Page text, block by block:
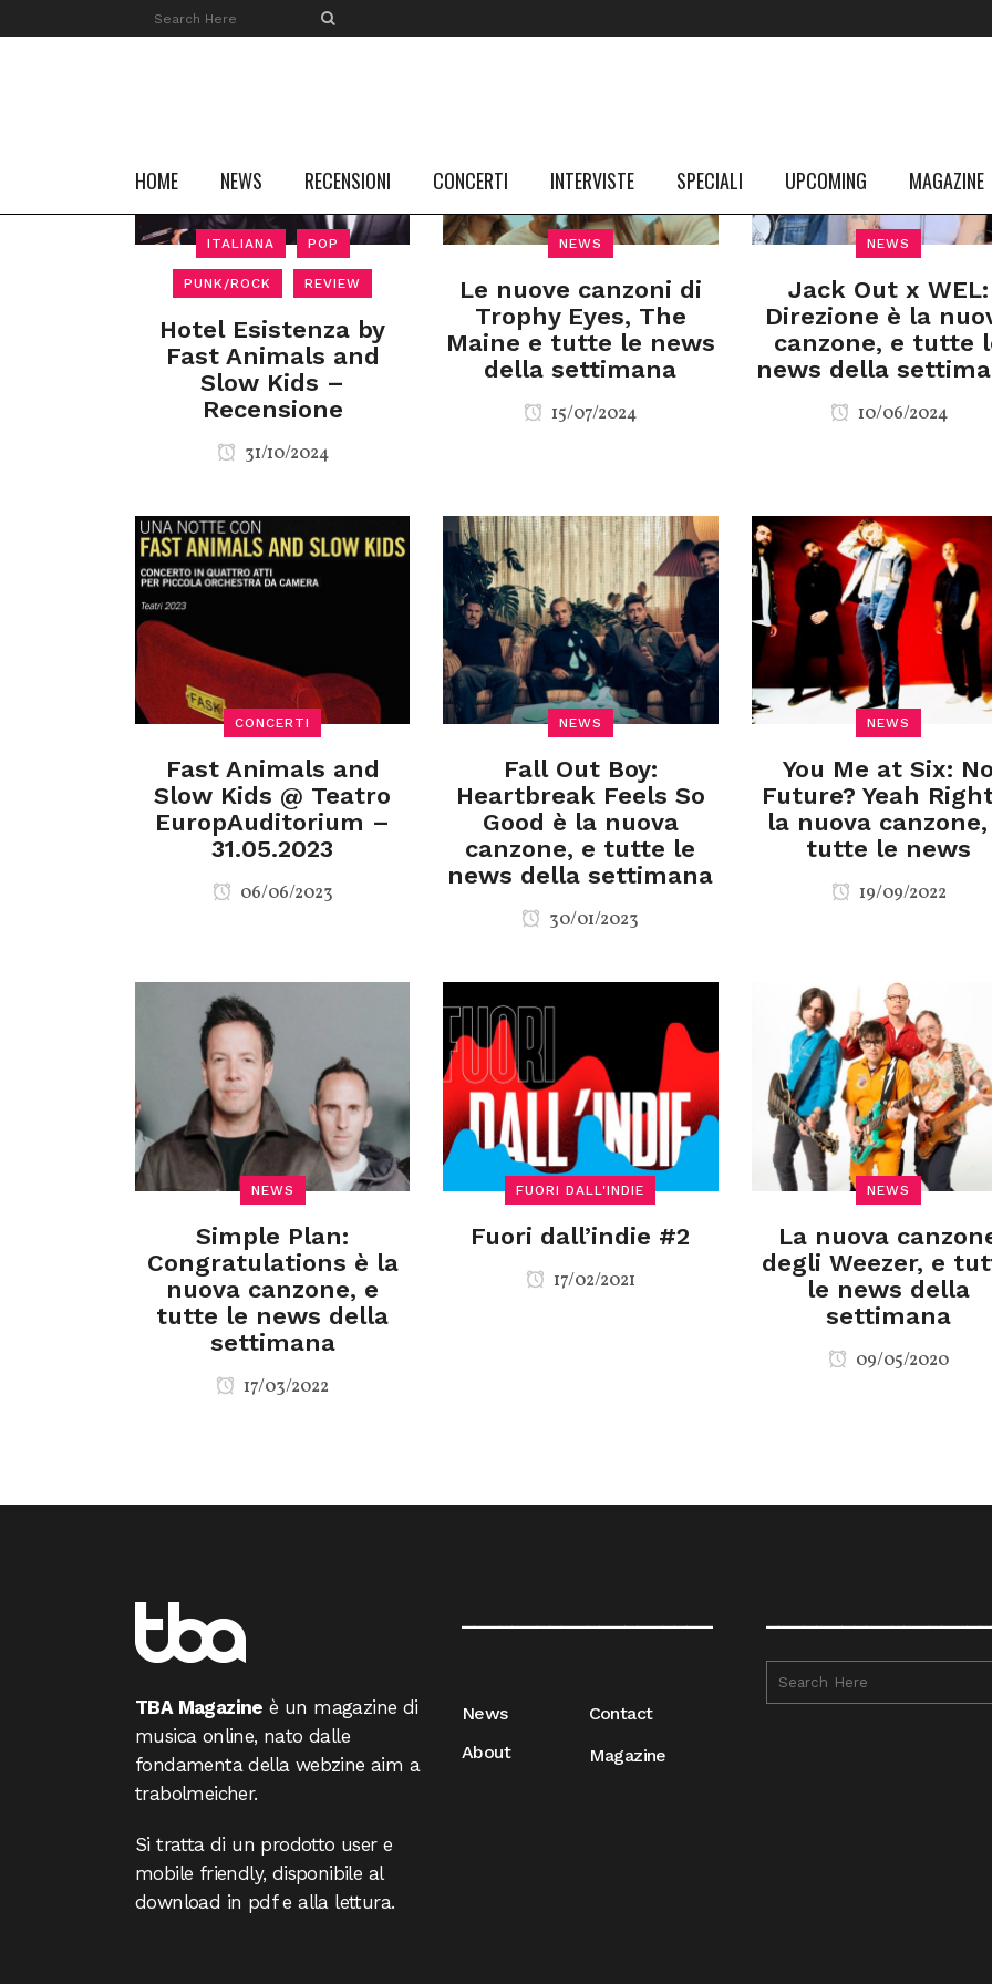
HOME NEWS RECENSIONI CONCERTI INTERVISTE SPECIALI UPCOMING MAGAZINE
ITALIANA POP
PUNK/ROCK REVIEW
Hotel Esistenza by
Fast Animals and
Slow Kids –
Recensione
31/10/2024
NEWS
Le nuove canzoni di
Trophy Eyes, The
Maine e tutte le news
della settimana
15/07/2024
NEWS
Jack Out x WEL:
Direzione è la
canzone, e tutte
news della
10/06/2024
CONCERTI
Fast Animals and
Slow Kids @ Teatro
EuropAuditorium –
31.05.2023
06/06/2023
NEWS
Fall Out Boy:
Heartbreak Feels So
Good è la nuova
canzone, e tutte le
news della settimana
30/01/2023
NEWS
You Me at Six:
Future? Yeah
la nuova
tutte le news
19/09/2022
NEWS
Simple Plan:
Congratulations è la
nuova canzone, e
tutte le news della
settimana
17/03/2022
FUORI DALL'INDIE
Fuori dall’indie #2
17/02/2021
NEWS
La nuova
degli Weezer, e
le news della
settimana
09/05/2020
TBA Magazine è un magazine di
musica online, nato dalle
fondamenta della webzine aim a
trabolmeicher.
Si tratta di un prodotto user e
mobile friendly, disponibile al
download in pdf e alla lettura.
News
About
Contact
Magazine